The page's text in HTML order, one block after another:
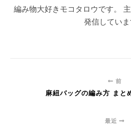
編み物大好きモコタロウです。
発信していま
前
麻紐バッグの編み方 まと
最近